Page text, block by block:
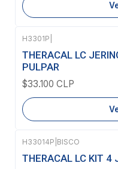
Agotado
H3301P
THERACAL LC
PULPAR
$33.100 CLP
H33014P BISCO
THERACAL LC KIT 4